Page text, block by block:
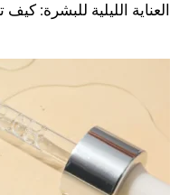
العناية الليلية للبشرة: